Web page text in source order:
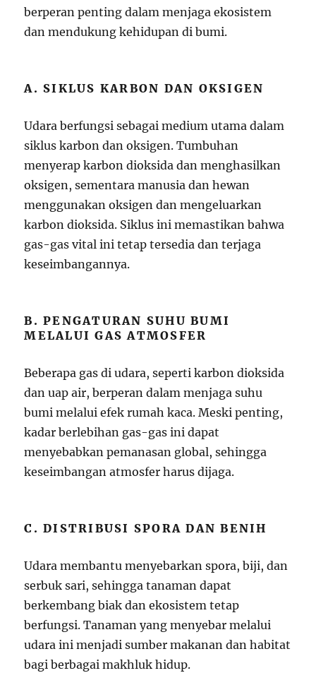
berperan penting dalam menjaga ekosistem
dan mendukung kehidupan di bumi.
A. SIKLUS KARBON DAN OKSIGEN
Udara berfungsi sebagai medium utama dalam
siklus karbon dan oksigen. Tumbuhan
menyerap karbon dioksida dan menghasilkan
oksigen, sementara manusia dan hewan
menggunakan oksigen dan mengeluarkan
karbon dioksida. Siklus ini memastikan bahwa
gas-gas vital ini tetap tersedia dan terjaga
keseimbangannya.
B. PENGATURAN SUHU BUMI
MELALUI GAS ATMOSFER
Beberapa gas di udara, seperti karbon dioksida
dan uap air, berperan dalam menjaga suhu
bumi melalui efek rumah kaca. Meski penting,
kadar berlebihan gas-gas ini dapat
menyebabkan pemanasan global, sehingga
keseimbangan atmosfer harus dijaga.
C. DISTRIBUSI SPORA DAN BENIH
Udara membantu menyebarkan spora, biji, dan
serbuk sari, sehingga tanaman dapat
berkembang biak dan ekosistem tetap
berfungsi. Tanaman yang menyebar melalui
udara ini menjadi sumber makanan dan habitat
bagi berbagai makhluk hidup.